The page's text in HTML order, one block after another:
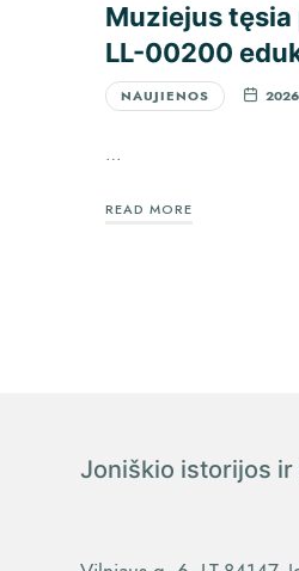
Muziejus tęsia
LL-00200
NAUJIENOS
…
READ MORE
Joniškio istorijos